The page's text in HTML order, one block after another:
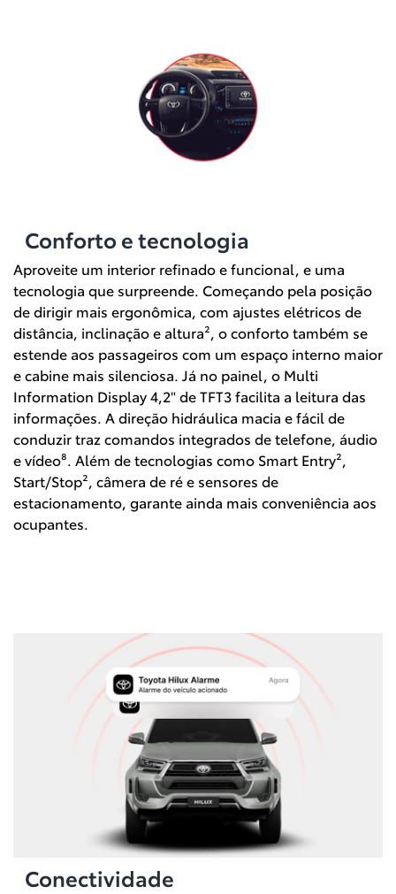
Conforto e tecnologia
Aproveite um interior refinado e funcional, e uma
tecnologia que surpreende. Começando pela posição
de dirigir mais ergonômica, com ajustes elétricos de
distância, inclinação e altura², o conforto também se
estende aos passageiros com um espaço interno maior
e cabine mais silenciosa. Já no painel, o Multi
Information Display 4,2" de TFT3 facilita a leitura das
informações. A direção hidráulica macia e fácil de
conduzir traz comandos integrados de telefone, áudio
e vídeo⁸. Além de tecnologias como Smart Entry²,
Start/Stop², câmera de ré e sensores de
estacionamento, garante ainda mais conveniência aos
ocupantes.
Conectividade